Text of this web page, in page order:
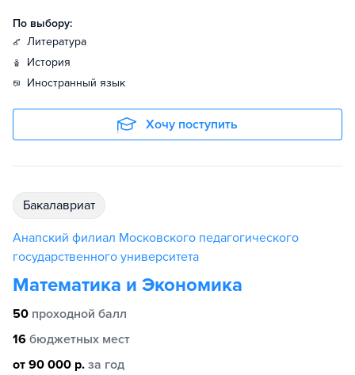
По выбору:
литература
история
иностранный язык
Хочу поступить
бакалавриат
Анапский филиал Московского педагогического
государственного университета
Математика и Экономика
50 проходной балл
16 бюджетных мест
от 90 000 р. за год